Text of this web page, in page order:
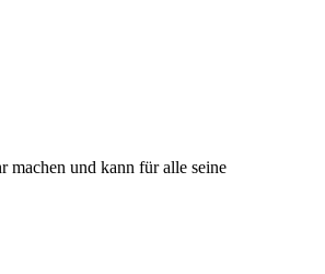
machen und kann für alle seine